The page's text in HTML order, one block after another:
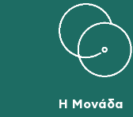
Η Μονάδα